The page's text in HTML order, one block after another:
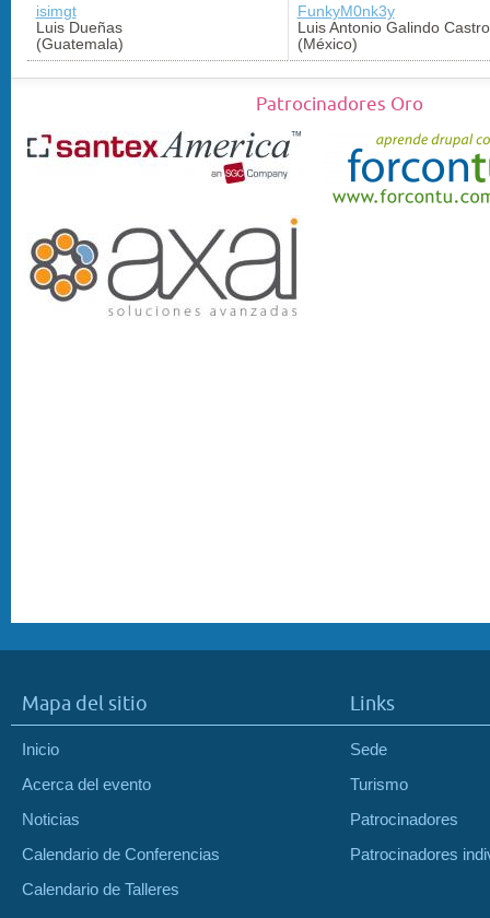
isimgt
Luis Dueñas
(Guatemala)
FunkyM0nk3y
Luis Antonio Galindo Castro
(México)
Patrocinadores Oro
Mapa del sitio
Inicio
Acerca del evento
Noticias
Calendario de Conferencias
Calendario de Talleres
Links
Sede
Turismo
Patrocinadores
Patrocinadores